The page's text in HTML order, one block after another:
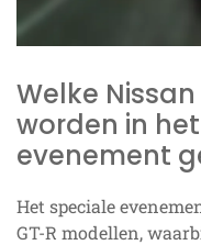
Welke
worden in
evenement
Het speciale
GT-R modellen,